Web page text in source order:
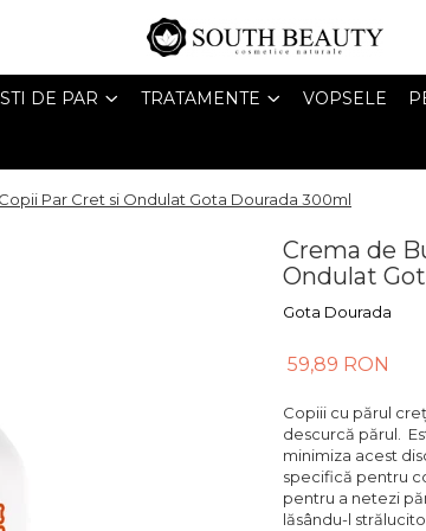
DE PAR TRATAMENTE VOPSELE
Par Cret si Ondulat Gota Dourada 300ml
Crema de
Ondulat
Gota Dourada
59,89 RON
Copiii cu părul
descurcă părul.
minimiza acest
specifică pentru
pentru a netezi
lăsându-l